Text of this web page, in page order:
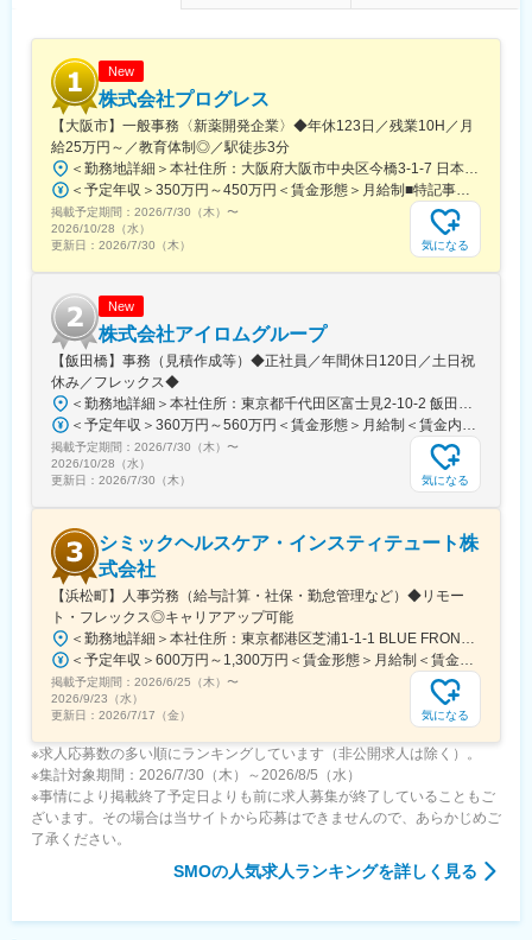
てるようになります。なお、その後も定期的に中途入社者に対し
てフォローを行う体制が整っています。
■同社の魅力：
・チームワーク：通常は1人で業務にあたることが多いですが、困
ったときや先輩や上司がサポートしてくれるため、安心して進め
られます。また、家族の急な体調不良や突発休の場合にも周囲が
代理対応をしてくれる風土があり、チームワークが強みです。
・働きやすい環境：2019年度の月間の平均残業時間は12.1時間で
した。管理職における女性比率も63.6%と、ライフイベントの多
い女性も活躍しやすい環境です。正社員の場合、転勤可能性はあ
りますが、定期的にあるものではなく適性や希望に応じて配置し
変更の範囲：会社の定める業務
New
株式会社プログレス
【大阪市】一般事務〈新薬開発企業〉◆年休123日／残業10H／月
給25万円～／教育体制◎／駅徒歩3分
＜勤務地詳細＞本社住所：大阪府大阪市中央区今橋3-1-7 日本生命今橋ビル受動喫煙対策：屋内全面禁煙変更の範囲：無
＜予定年収＞350万円～450万円＜賃金形態＞月給制■特記事項なし＜賃金内訳＞月額（基本給）：232,000円～260,000円固定残業手当/月：18,000円～20,000円（固定残業時間10時間0分/月）超過した時間外労働の残業手当は追加支給＜月給＞250,000円～280,000円（一律手当を含む）＜昇給有無＞有＜残業手当＞有＜給与補足＞■賞与（年4回）：初年度0.7か月分、2年目以降1.4か月（変動有）■昇給（年1回以上）＊通勤手当（全額）＊住宅手当＊習い事支援手当 （社員が契約した習い事を上限7,000円として80％を支給）＊医療費補助手当 （社員とその両親の保険診療の医療費の自己負担額の50％を支給）賃金はあくまでも目安の金額であり、選考を通じて上下する可能性があります。月給(月額)は固定手当を含めた表記です。
掲載予定期間： 2026/7/30（木） 〜
2026/10/28（水）
更新日： 2026/7/30（木） 気になる
New
株式会社アイロムグループ
【飯田橋】事務（見積作成等）◆正社員／年間休日120日／土日祝
休み／フレックス◆
＜勤務地詳細＞本社住所：東京都千代田区富士見2-10-2 飯田橋グラン・ブルーム勤務地最寄駅：各線／飯田橋駅受動喫煙対策：屋内全面禁煙
＜予定年収＞360万円～560万円＜賃金形態＞月給制＜賃金内訳＞月額（基本給）：290,000円～350,000円＜月給＞290,000円～350,000円＜昇給有無＞有＜残業手当＞有＜給与補足＞※詳細は、能力・経験に応じて決定します。■昇給：年1回■賞与：年2回（但し、決算賞与追加支給にて年3回の実績有）賃金はあくまでも目安の金額であり、選考を通じて上下する可能性があります。月給(月額)は固定手当を含めた表記です。
掲載予定期間： 2026/7/30（木） 〜
2026/10/28（水）
更新日： 2026/7/30（木） 気になる
シミックヘルスケア・インスティテュート株
式会社
【浜松町】人事労務（給与計算・社保・勤怠管理など）◆リモー
ト・フレックス◎キャリアアップ可能
＜勤務地詳細＞本社住所：東京都港区芝浦1-1-1 BLUE FRONT SHIBAURA S棟勤務地最寄駅：JR線／浜松町駅受動喫煙対策：屋内全面禁煙変更の範囲：会社の定める事業所（リモートワーク含む）
＜予定年収＞600万円～1,300万円＜賃金形態＞月給制＜賃金内訳＞月額（基本給）：375,000円～812,500円＜月給＞375,000円～812,500円＜昇給有無＞有＜残業手当＞有＜給与補足＞※経験により応相談賃金はあくまでも目安の金額であり、選考を通じて上下する可能性があります。月給(月額)は固定手当を含めた表記です。
掲載予定期間： 2026/6/25（木） 〜
2026/9/23（水）
更新日： 2026/7/17（金） 気になる
※求人応募数の多い順にランキングしています（非公開求人は除く）。
※集計対象期間：2026/7/30（木）～2026/8/5（水）
※事情により掲載終了予定日よりも前に求人募集が終了していることもご
ざいます。その場合は当サイトから応募はできませんので、あらかじめご
了承ください。
SMOの人気求人ランキングを詳しく見る